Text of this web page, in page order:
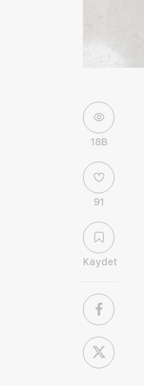
18B
91
Kaydet